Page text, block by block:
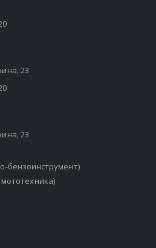
23
23
бензоинструмент)